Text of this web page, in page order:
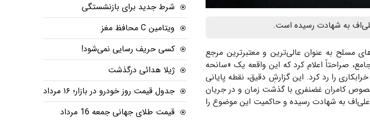
به شهادت رسیده است.
اردیبهشت ۱۴۰۳ ستاد کل نیروهای مسلح به عنوان عالی‌ترین و معتبرترین مرجع
صراحتاً اعلام کرد که این واقعه یک «سانحه
را رد کرد. این گزارشِ دقیق، نقطه پایانی
خصوص کامران غضنفری با گذشت زمان و در جریان
به شهادت رسیده و حاکمیت این موضوع را
شرط جدید برای بازنشستگی
ویتامین C محافظ مغز
کسی حریف رسایی نمی‌شود!
ژیلا هدائی درگذشت
جدول قیمت روز خودرو در بازار؛ ۱۶ مرداد
قیمت طلای جهانی جمعه 16 مرداد